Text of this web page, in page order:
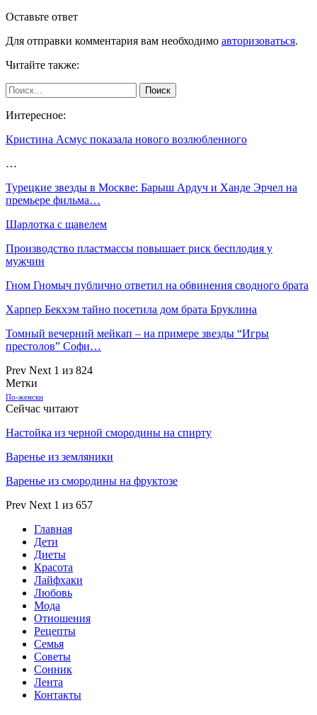
Оставьте ответ
Для отправки комментария вам необходимо авторизоваться.
Читайте также:
Интересное:
Кристина Асмус показала нового возлюбленного
…
Турецкие звезды в Москве: Барыш Ардуч и Ханде Эрчел на
премьере фильма…
Шарлотка с щавелем
Производство пластмассы повышает риск бесплодия у
мужчин
Гном Гномыч публично ответил на обвинения сводного брата
Харпер Бекхэм тайно посетила дом брата Бруклина
Томный вечерний мейкап – на примере звезды “Игры
престолов” Софи…
Prev Next 1 из 824
Метки
По-женски
Сейчас читают
Настойка из черной смородины на спирту
Варенье из земляники
Варенье из смородины на фруктозе
Prev Next 1 из 657
Главная
Дети
Диеты
Красота
Лайфхаки
Любовь
Мода
Отношения
Рецепты
Семья
Советы
Сонник
Лента
Контакты